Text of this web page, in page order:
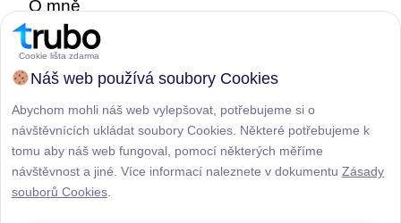
INFORMACE
Zásady ochrany osobních údajů
Zásady souborů cookies
O mně
Můj přístup
Nabídka nemovitostí
Posouzení tržní ceny
Reference
Kontakt
Cookie lišta zdarma
Náš web používá soubory Cookies
Abychom mohli náš web vylepšovat, potřebujeme si o
návštěvnících ukládat soubory Cookies. Některé potřebujeme k
tomu aby náš web fungoval, pomocí některých měříme
návštěvnost a jiné. Více informací naleznete v dokumentu Zásady
souborů Cookies